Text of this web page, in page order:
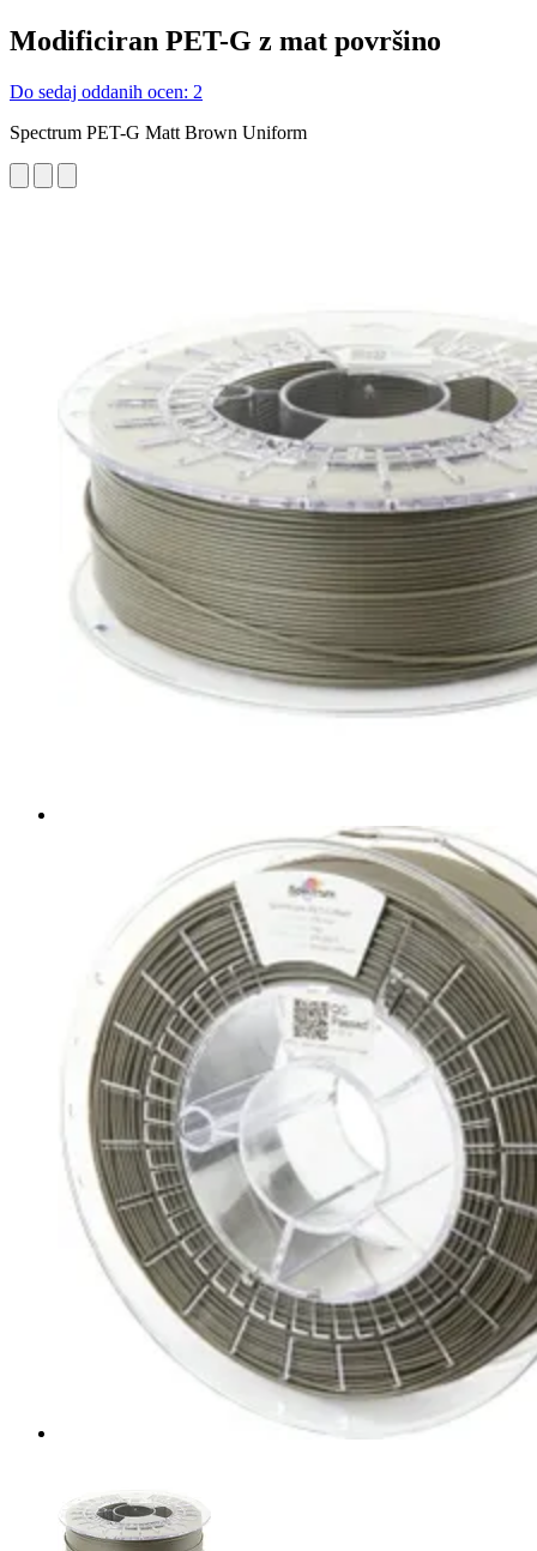
Modificiran PET-G z mat površino
Do sedaj oddanih ocen: 2
Spectrum PET-G Matt Brown Uniform